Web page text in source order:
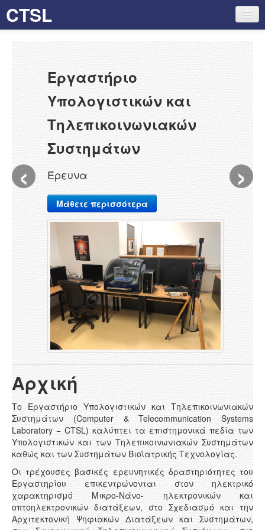
CTSL
ΥΠΟΔΟΜΗ
ΠΡΟΣΩΠΙΚΟ
ΔΗΜΟΣΙΕΥΣΕΙΣ
ΕΠΙΚΟΙΝΩΝΙΑ
Εργαστήριο
Υπολογιστικών και
Τηλεπικοινωνιακών
Συστημάτων
Έρευνα
Μάθετε περισσότερα
‹ ›
Αρχική
Το Εργαστήριο Υπολογιστικών και Τηλεπικοινωνιακών
Συστημάτων (Computer & Telecommunication Systems
Laboratory − CTSL) καλύπτει τα επιστημονικά πεδία των
Υπολογιστικών και των Τηλεπικοινωνιακών Συστημάτων
καθώς και των Συστημάτων Βιοϊατρικής Τεχνολογίας.
Οι τρέχουσες βασικές ερευνητικές δραστηριότητες του
Εργαστηρίου επικεντρώνονται στον ηλεκτρικό
χαρακτηρισμό Μικρο-Νάνο- ηλεκτρονικών και
οπτοηλεκτρονικών διατάξεων, στο Σχεδιασμό και την
Αρχιτεκτονική Ψηφιακών Διατάξεων και Συστημάτων,